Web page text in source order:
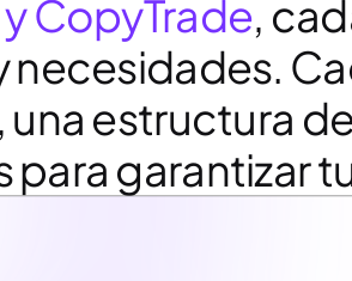
y CopyTrade,
necesidades.
una estructura
para garantizar